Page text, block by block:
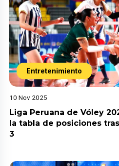
Entretenimiento
10 Nov 2025
Liga Peruana de Vóley
la tabla de posiciones
3